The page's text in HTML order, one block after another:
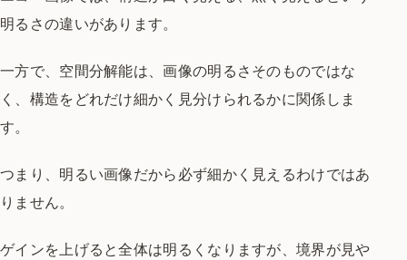
明るさの違いがあります。
一方で、空間分解能は、画像の明るさそのものではな
く、構造をどれだけ細かく見分けられるかに関係しま
す。
つまり、明るい画像だから必ず細かく見えるわけではあ
りません。
ゲインを上げると全体は明るくなりますが、境界が見や